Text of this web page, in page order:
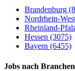
Brandenburg
Nordrhein-
Rheinland-
Hessen (3075)
Bayern (6455)
Jobs nach Branchen